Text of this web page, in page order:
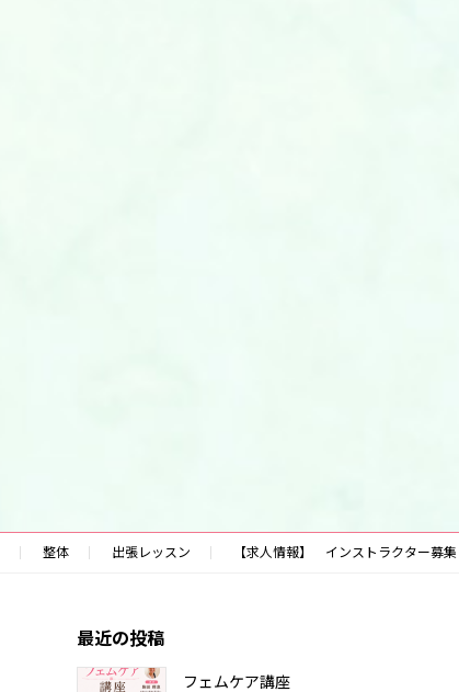
整体 出張レッスン 【求人情報】 インストラクター募集
最近の投稿
フェムケア講座